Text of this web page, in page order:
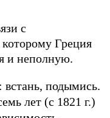
с
Греция
и неполную.
подымись.
лет (с 1821 г.)